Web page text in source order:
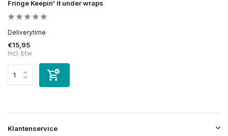
Fringe Keepin' it under wraps
Deliverytime
€15,95
Incl. btw
Klantenservice